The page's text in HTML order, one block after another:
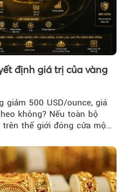
định giá trị của vàng
giảm 500 USD/ounce, giá
không? Nếu toàn bộ
thế giới đóng cửa một